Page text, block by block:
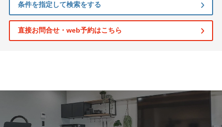
条件を指定して検索をする
直接お問合せ・web予約はこちら